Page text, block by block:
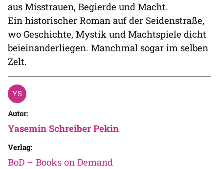
aus Misstrauen, Begierde und Macht.
Ein historischer Roman auf der Seidenstraße,
wo Geschichte, Mystik und Machtspiele dicht
beieinanderliegen. Manchmal sogar im selben
Zelt.
Autor:
Yasemin Schreiber Pekin
Verlag:
BoD – Books on Demand